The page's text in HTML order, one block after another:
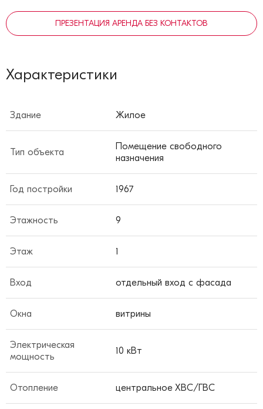
ПРЕЗЕНТАЦИЯ АРЕНДА БЕЗ КОНТАКТОВ
Характеристики
Здание Жилое
Тип объекта
Помещение свободного
назначения
Год постройки 1967
Этажность 9
Этаж 1
Вход отдельный вход с фасада
Окна витрины
Электрическая
мощность
10 кВт
Отопление центральное ХВС/ГВС